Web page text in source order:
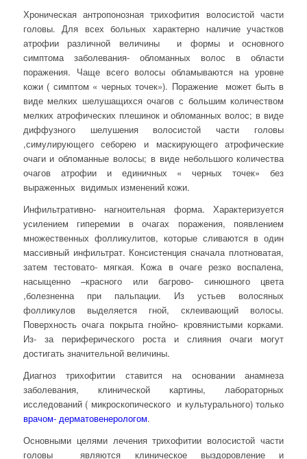
Хроническая антропонозная трихофития волосистой части
головы. Для всех больных характерно наличие участков
атрофии различной величины и формы и основного
симптома заболевания- обломанных волос в области
поражения. Чаще всего волосы обламываются на уровне
кожи ( симптом « черных точек»). Поражение может быть в
виде мелких шелушащихся очагов с большим количеством
мелких атрофических плешинок и обломанных волос; в виде
диффузного шелушения волосистой части головы
,симулирующего себорею и маскирующего атрофические
очаги и обломанные волосы; в виде небольшого количества
очагов атрофии и единичных « черных точек» без
выраженных видимых изменений кожи.
Инфильтративно- нагноительная форма. Характеризуется
усилением гиперемии в очагах поражения, появлением
множественных фолликулитов, которые сливаются в один
массивный инфильтрат. Консистенция сначала плотноватая,
затем тестовато- мягкая. Кожа в очаге резко воспалена,
насыщенно –красного или багрово- синюшного цвета
,болезненна при пальпации. Из устьев волосяных
фолликулов выделяется гной, склеивающий волосы.
Поверхность очага покрыта гнойно- кровянистыми корками.
Из- за периферического роста и слияния очаги могут
достигать значительной величины.
Диагноз трихофитии ставится на основании анамнеза
заболевания, клинической картины, лабораторных
исследований ( микроскопического и культурального) только
врачом- дерматовенерологом.
Основными целями лечения трихофитии волосистой части
головы являются клиническое выздоровление и